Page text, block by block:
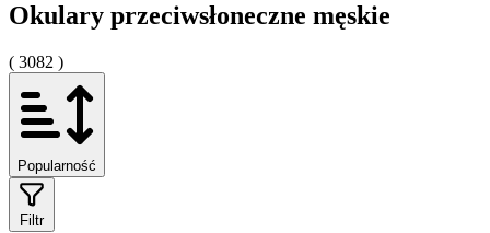
Okulary przeciwsłoneczne męskie
( 3082 )
Popularność
Filtr